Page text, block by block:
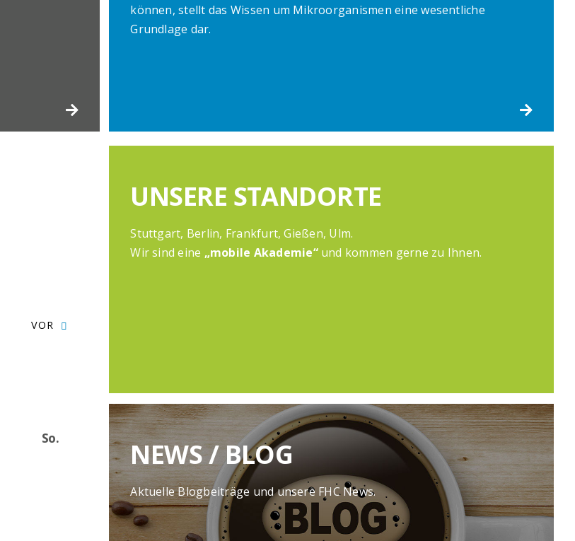
können, stellt das Wissen um Mikroorganismen eine wesentliche
Grundlage dar.
VOR
So.
UNSERE STANDORTE
Stuttgart, Berlin, Frankfurt, Gießen, Ulm.
Wir sind eine „mobile Akademie“und kommen gerne zu Ihnen.
NEWS / BLOG
Aktuelle Blogbeiträge und unsere FHC News.